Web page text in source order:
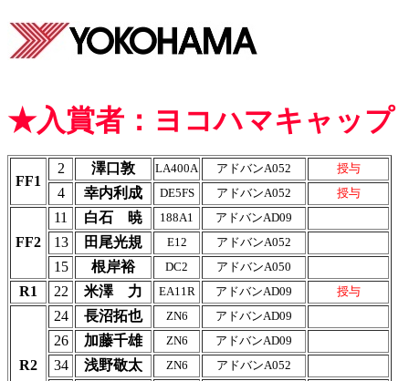
★入賞者：ヨコハマキャップ
FF1
2 澤口敦 LA400A アドバンA052 授与
4 幸内利成 DE5FS アドバンA052 授与
FF2
11 白石 暁 188A1 アドバンAD09
13 田尾光規 E12 アドバンA052
15 根岸裕 DC2 アドバンA050
R1 22 米澤 力 EA11R アドバンAD09 授与
R2
24 長沼拓也 ZN6 アドバンAD09
26 加藤千雄 ZN6 アドバンAD09
34 浅野敬太 ZN6 アドバンA052